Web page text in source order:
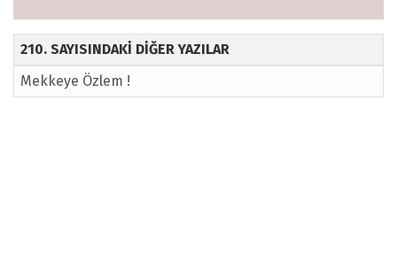
210. SAYISINDAKİ DİĞER YAZILAR
Mekkeye Özlem !